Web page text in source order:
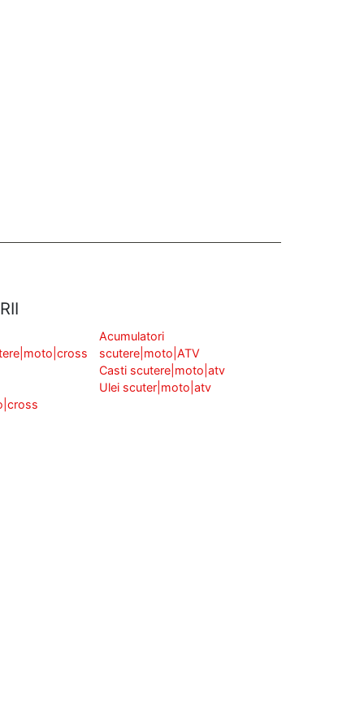
Acumulatori
scutere|moto|ATV
Casti scutere|moto|atv
Ulei scuter|moto|atv